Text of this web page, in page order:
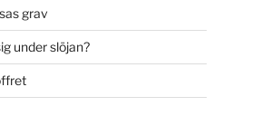
grav
under slöjan?